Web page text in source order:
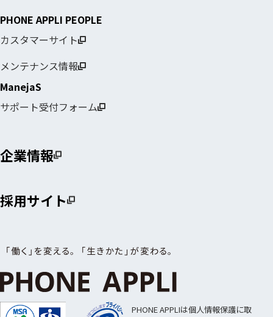
PHONE APPLI PEOPLE
カスタマーサイト
メンテナンス情報
ManejaS
サポート受付フォーム
企業情報
採用サイト
PHONE APPLIは個人情報保護に取